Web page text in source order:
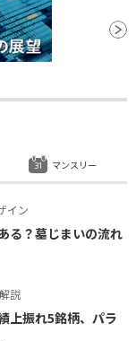
イン
る？墓じまいの流れ
説
上振れ5銘柄、パラ
マンスリー